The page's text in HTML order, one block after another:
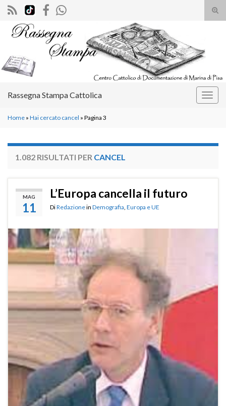
il
Search for:
Rassegna Stampa Cattolica
Home » Hai cercato cancel » Pagina 3
1.082 RISULTATI PER CANCEL
MAG
11
L’Europa cancella il futuro
DiRedazionein Demografia Europa e UE